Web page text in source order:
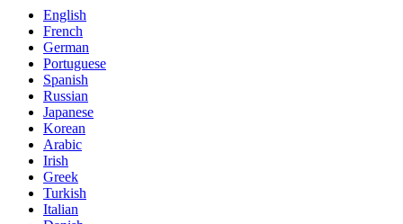
English
French
German
Portuguese
Spanish
Russian
Japanese
Korean
Arabic
Irish
Greek
Turkish
Italian